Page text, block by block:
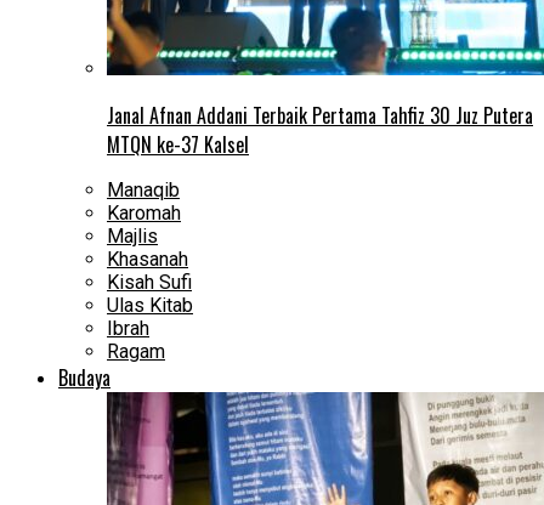
Janal Afnan Addani Terbaik Pertama Tahfiz 30 Juz Putera
MTQN ke-37 Kalsel
Manaqib
Karomah
Majlis
Khasanah
Kisah Sufi
Ulas Kitab
Ibrah
Ragam
Budaya